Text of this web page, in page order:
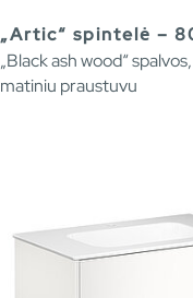
„Artic“ spintelė –
„Black ash wood“
matiniu praustuvu